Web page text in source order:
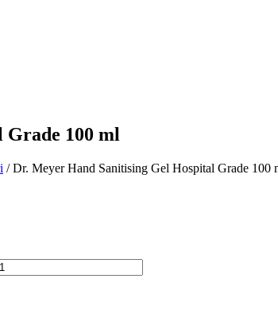
100 ml
/ Dr. Meyer Hand Sanitising Gel Hospital Grade 100